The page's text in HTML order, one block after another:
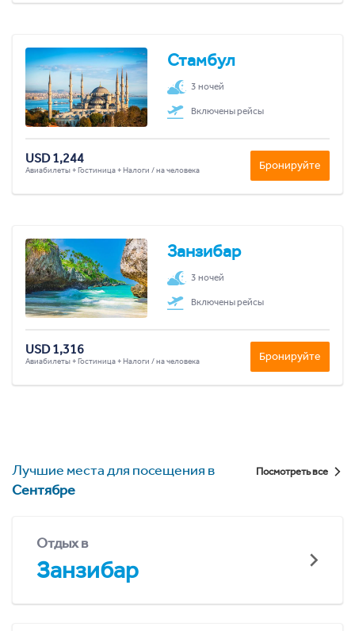
Стамбул
3 ночей
Включены рейсы
USD 1,244
Авиабилеты + Гостиница + Налоги / на человека Бронируйте
Занзибар
3 ночей
Включены рейсы
USD 1,316
Авиабилеты + Гостиница + Налоги / на человека Бронируйте
Лучшие места для посещения в
Сентябре
Посмотреть все
Отдых в
Занзибар